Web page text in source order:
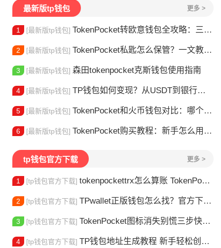
最新版tp钱包 更多 >
1 [最新版tp钱包] TokenPocket转欧意钱包全攻略：三步完成资产转移
2 [最新版tp钱包] TokenPocket私匙怎么保管？一文教你守住钱包资产
3 [最新版tp钱包] 森田tokenpocket克斯钱包使用指南
4 [最新版tp钱包] TP钱包如何变现？从USDT到银行卡的完整攻略
5 [最新版tp钱包] TokenPocket和火币钱包对比：哪个更适合你？
6 [最新版tp钱包] TokenPocket购买教程：新手怎么用TP钱包买币
tp钱包官方下载 更多 >
1 [tp钱包官方下载] tokenpockettrx怎么算账 TokenPocket TRX钱包账单怎么算？查账全攻略
2 [tp钱包官方下载] TPwallet正版钱包怎么找？官方下载渠道全解析
3 [tp钱包官方下载] TokenPocket图标消失别慌三步快速找回你的钱包
4 [tp钱包官方下载] TP钱包地址生成教程 新手轻松创建钱包